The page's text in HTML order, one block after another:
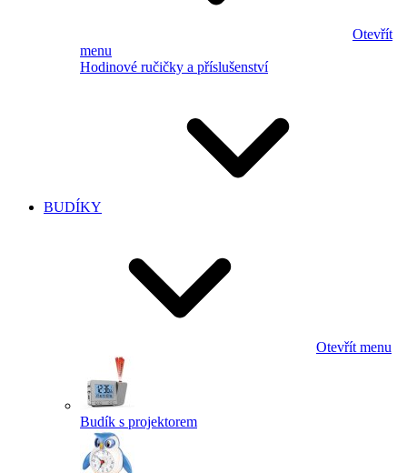
Otevřít
menu
Hodinové ručičky a příslušenství
BUDÍKY
Otevřít menu
Budík s projektorem